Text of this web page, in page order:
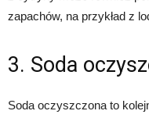
zapachów, na przykład z
3. Soda
Soda oczyszczona to